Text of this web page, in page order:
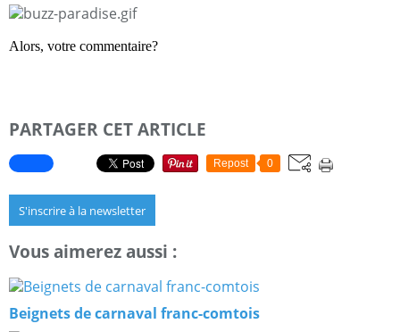
Alors, votre commentaire?
PARTAGER CET ARTICLE
Repost 0
S'inscrire à la newsletter
Vous aimerez aussi :
Beignets de carnaval franc-comtois